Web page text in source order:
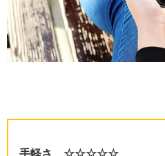
手軽さ ☆☆☆☆☆